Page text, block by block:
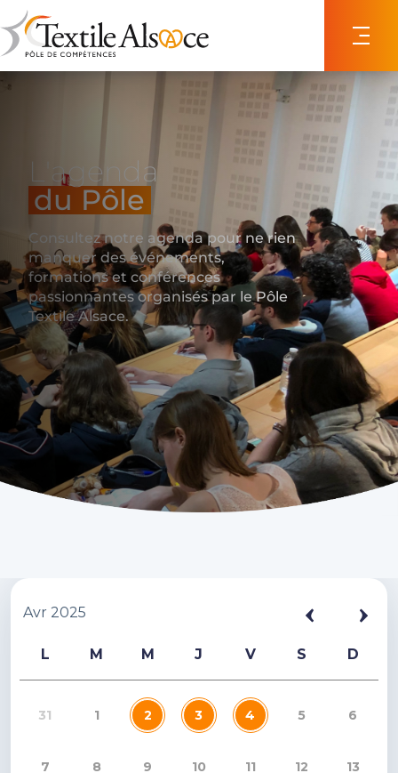
L'agenda
du Pôle
Consultez notre agenda pour ne rien
manquer des événements,
formations et conférences
passionnantes organisés par le Pôle
Textile Alsace.
Avr 2025
L M M J V S D
31 1 2 3 4 5 6
7 8 9 10 11 12 13
Panneau de gestion des cookies